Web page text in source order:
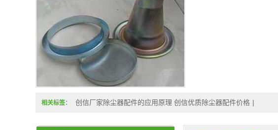
相关标签： 创信厂家除尘器配件的应用原理 创信优质除尘器配件价格 |